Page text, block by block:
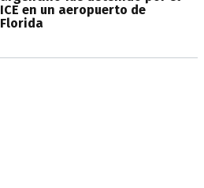
ICE en un aeropuerto de
Florida